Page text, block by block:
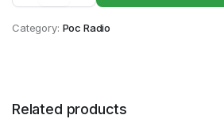
Category: Poc Radio
Related products